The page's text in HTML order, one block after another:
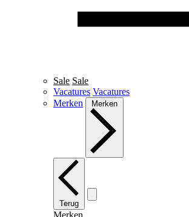
Sale Sale
Vacatures Vacatures
Merken
Merken
Terug
Merken